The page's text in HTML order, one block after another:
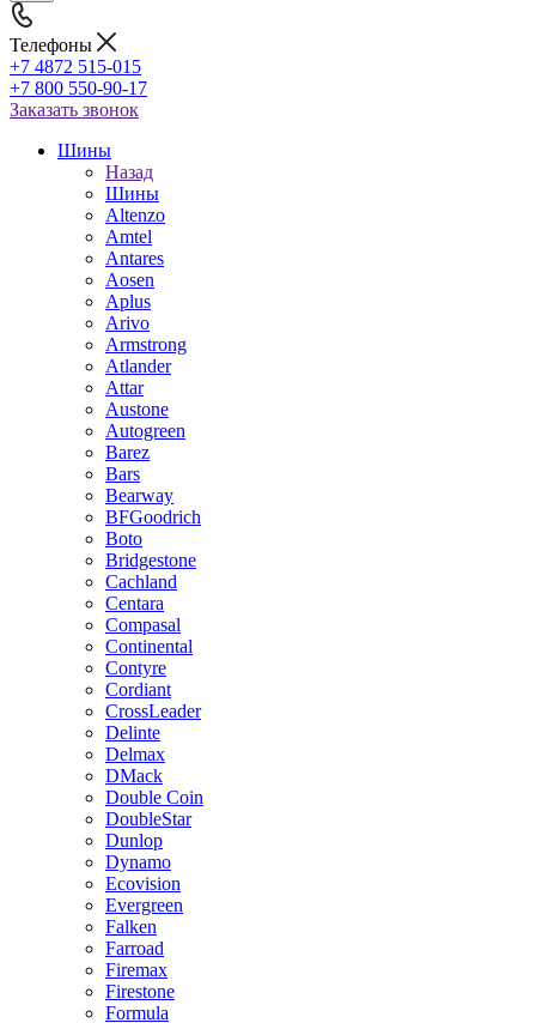
Телефоны
+7 4872 515-015
+7 800 550-90-17
Заказать звонок
Шины
Назад
Шины
Altenzo
Amtel
Antares
Aosen
Aplus
Arivo
Armstrong
Atlander
Attar
Austone
Autogreen
Barez
Bars
Bearway
BFGoodrich
Boto
Bridgestone
Cachland
Centara
Compasal
Continental
Contyre
Cordiant
CrossLeader
Delinte
Delmax
DMack
Double Coin
DoubleStar
Dunlop
Dynamo
Ecovision
Evergreen
Falken
Farroad
Firemax
Firestone
Formula